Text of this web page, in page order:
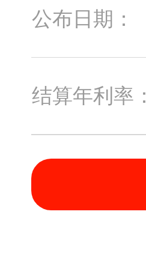
公布日期：
结算年利率：